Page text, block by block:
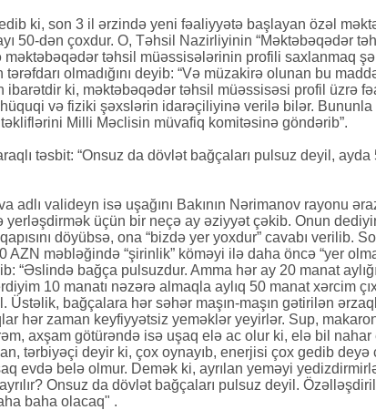
ki, son 3 il ərzində yeni fəaliyyətə başlayan özəl
50-dən çoxdur. O, Təhsil Nazirliyinin “Məktəbəqədər
təhsil müəssisələrinin profili saxlanmaq
olmadığını deyib: “Və müzakirə olunan bu
ibarətdir ki, məktəbəqədər təhsil müəssisəsi profil üzrə
və fiziki şəxslərin idarəçiliyinə verilə bilər. Bununla
Milli Məclisin müvafiq komitəsinə göndərib”.
təsbit: “Onsuz da dövlət bağçaları pulsuz deyil, ayda
adlı valideyn isə uşağını Bakının Nərimanov rayonu
yerləşdirmək üçün bir neçə ay əziyyət çəkib. Onun
döyübsə, ona “bizdə yer yoxdur” cavabı verilib.
AZN məbləğində “şirinlik” köməyi ilə daha öncə “yer
“Əslində bağça pulsuzdur. Amma hər ay 20 manat
10 manatı nəzərə almaqla aylıq 50 manat xərcim
Üstəlik, bağçalara hər səhər maşın-maşın gətirilən
hər zaman keyfiyyətsiz yeməklər yeyirlər. Sup,
axşam götürəndə isə uşaq elə ac olur ki, elə bil nahar
tərbiyəçi deyir ki, çox oynayıb, enerjisi çox gedib deyə
evdə belə olmur. Demək ki, ayrılan yeməyi
Onsuz da dövlət bağçaları pulsuz deyil.
baha olacaq" .